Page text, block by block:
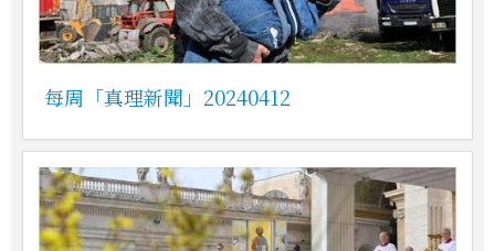
每周「真理新聞」20240412